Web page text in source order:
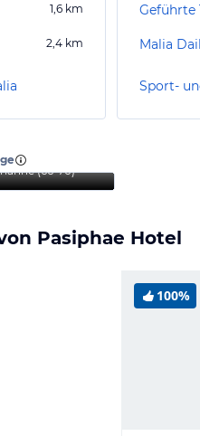
1,6 km
2,4 km Malia
Sport-
(66-70)
Pasiphae Hotel
100%